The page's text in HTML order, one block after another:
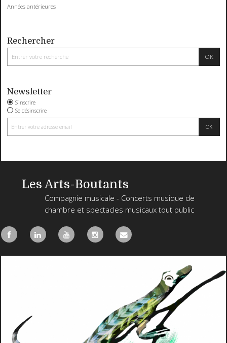
Années antérieures
Rechercher
Newsletter
S'inscrire
Se désinscrire
Les Arts-Boutants
Compagnie musicale - Concerts musique de
chambre et spectacles musicaux tout public